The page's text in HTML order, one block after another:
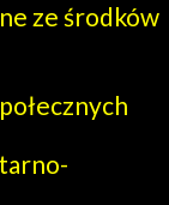
ze środków